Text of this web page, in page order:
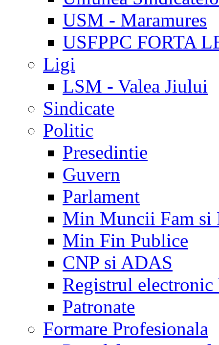
USM - Maramures
USFPPC FORTA
Ligi
LSM - Valea Jiului
Sindicate
Politic
Presedintie
Guvern
Parlament
Min Muncii Fam si
Min Fin Publice
CNP si ADAS
Registrul electronic
Patronate
Formare Profesionala